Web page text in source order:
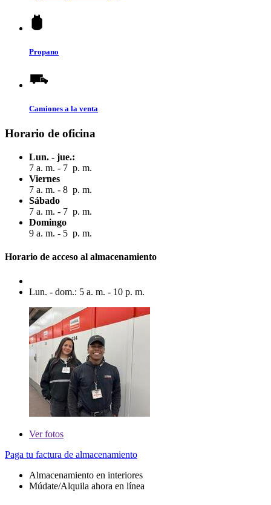
Propano
Camiones a la venta
Horario de oficina
Lun. - jue.:
7 a. m. - 7 p. m.
Viernes
7 a. m. - 8 p. m.
Sábado
7 a. m. - 7 p. m.
Domingo
9 a. m. - 5 p. m.
Horario de acceso al almacenamiento
Lun. - dom.: 5 a. m. - 10 p. m.
Verfotos
Paga tu factura de almacenamiento
Almacenamiento en interiores
Múdate/Alquila ahora en línea